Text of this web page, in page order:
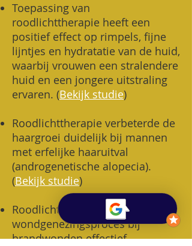
Toepassing van
roodlichttherapie heeft een
positief effect op rimpels, fijne
lijntjes en hydratatie van de huid,
waarbij vrouwen een stralendere
huid en een jongere uitstraling
ervaren. (Bekijk studie)
Roodlichttherapie verbeterde de
haargroei duidelijk bij mannen
met erfelijke haaruitval
(androgenetische alopecia).
(Bekijk studie)
Roodlichttherapie versnelt het
wondgenezingsproces bij
brandwonden effectief.